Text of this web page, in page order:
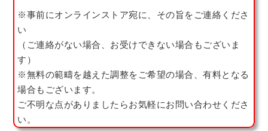
※事前にオンラインストア宛に、その旨をご連絡くださ
い
（ご連絡がない場合、お受けできない場合もございま
す）
※無料の範疇を越えた調整をご希望の場合、有料となる
場合もございます。
ご不明な点がありましたらお気軽にお問い合わせくださ
い。